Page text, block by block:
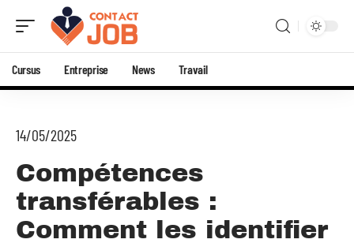
Cursus Entreprise News Travail
14/05/2025
Compétences
transférables :
Comment les identifier